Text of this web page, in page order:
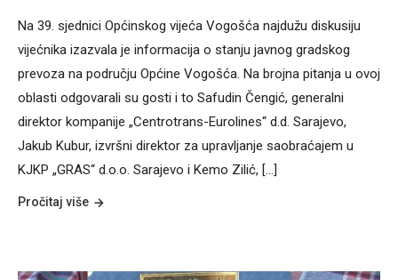
Na 39. sjednici Općinskog vijeća Vogošća najdužu diskusiju
vijećnika izazvala je informacija o stanju javnog gradskog
prevoza na području Općine Vogošća. Na brojna pitanja u ovoj
oblasti odgovarali su gosti i to Safudin Čengić, generalni
direktor kompanije „Centrotrans-Eurolines“ d.d. Sarajevo,
Jakub Kubur, izvršni direktor za upravljanje saobraćajem u
KJKP „GRAS“ d.o.o. Sarajevo i Kemo Zilić, [...]
Pročitaj više